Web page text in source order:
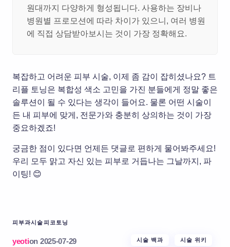
원대까지 다양하게 형성됩니다. 사용하는 장비나
병원별 프로모션에 따라 차이가 있으니, 여러 병원
에 직접 상담받아보시는 것이 가장 정확해요.
복잡하고 어려운 피부 시술, 이제 좀 감이 잡히셨나요? 트
리플 토닝은 복합성 색소 고민을 가진 분들에게 정말 좋은
솔루션이 될 수 있다는 생각이 들어요. 물론 어떤 시술이
든 내 피부에 맞게, 전문가와 충분히 상의하는 것이 가장
중요하겠죠!
궁금한 점이 있다면 언제든 댓글로 편하게 물어봐주세요!
우리 모두 맑고 자신 있는 피부로 거듭나는 그날까지, 파
이팅! 😊
피부과시술피코토닝
yeotion 2025-07-29 시술 백과 시술 위키